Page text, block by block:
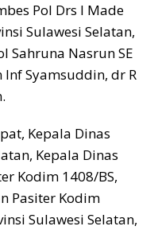
Pol Drs I Made
Sulawesi Selatan,
Sahruna Nasrun SE
Syamsuddin, dr R
Kepala Dinas
Kepala Dinas
Kodim 1408/BS,
Pasiter Kodim
Sulawesi Selatan,